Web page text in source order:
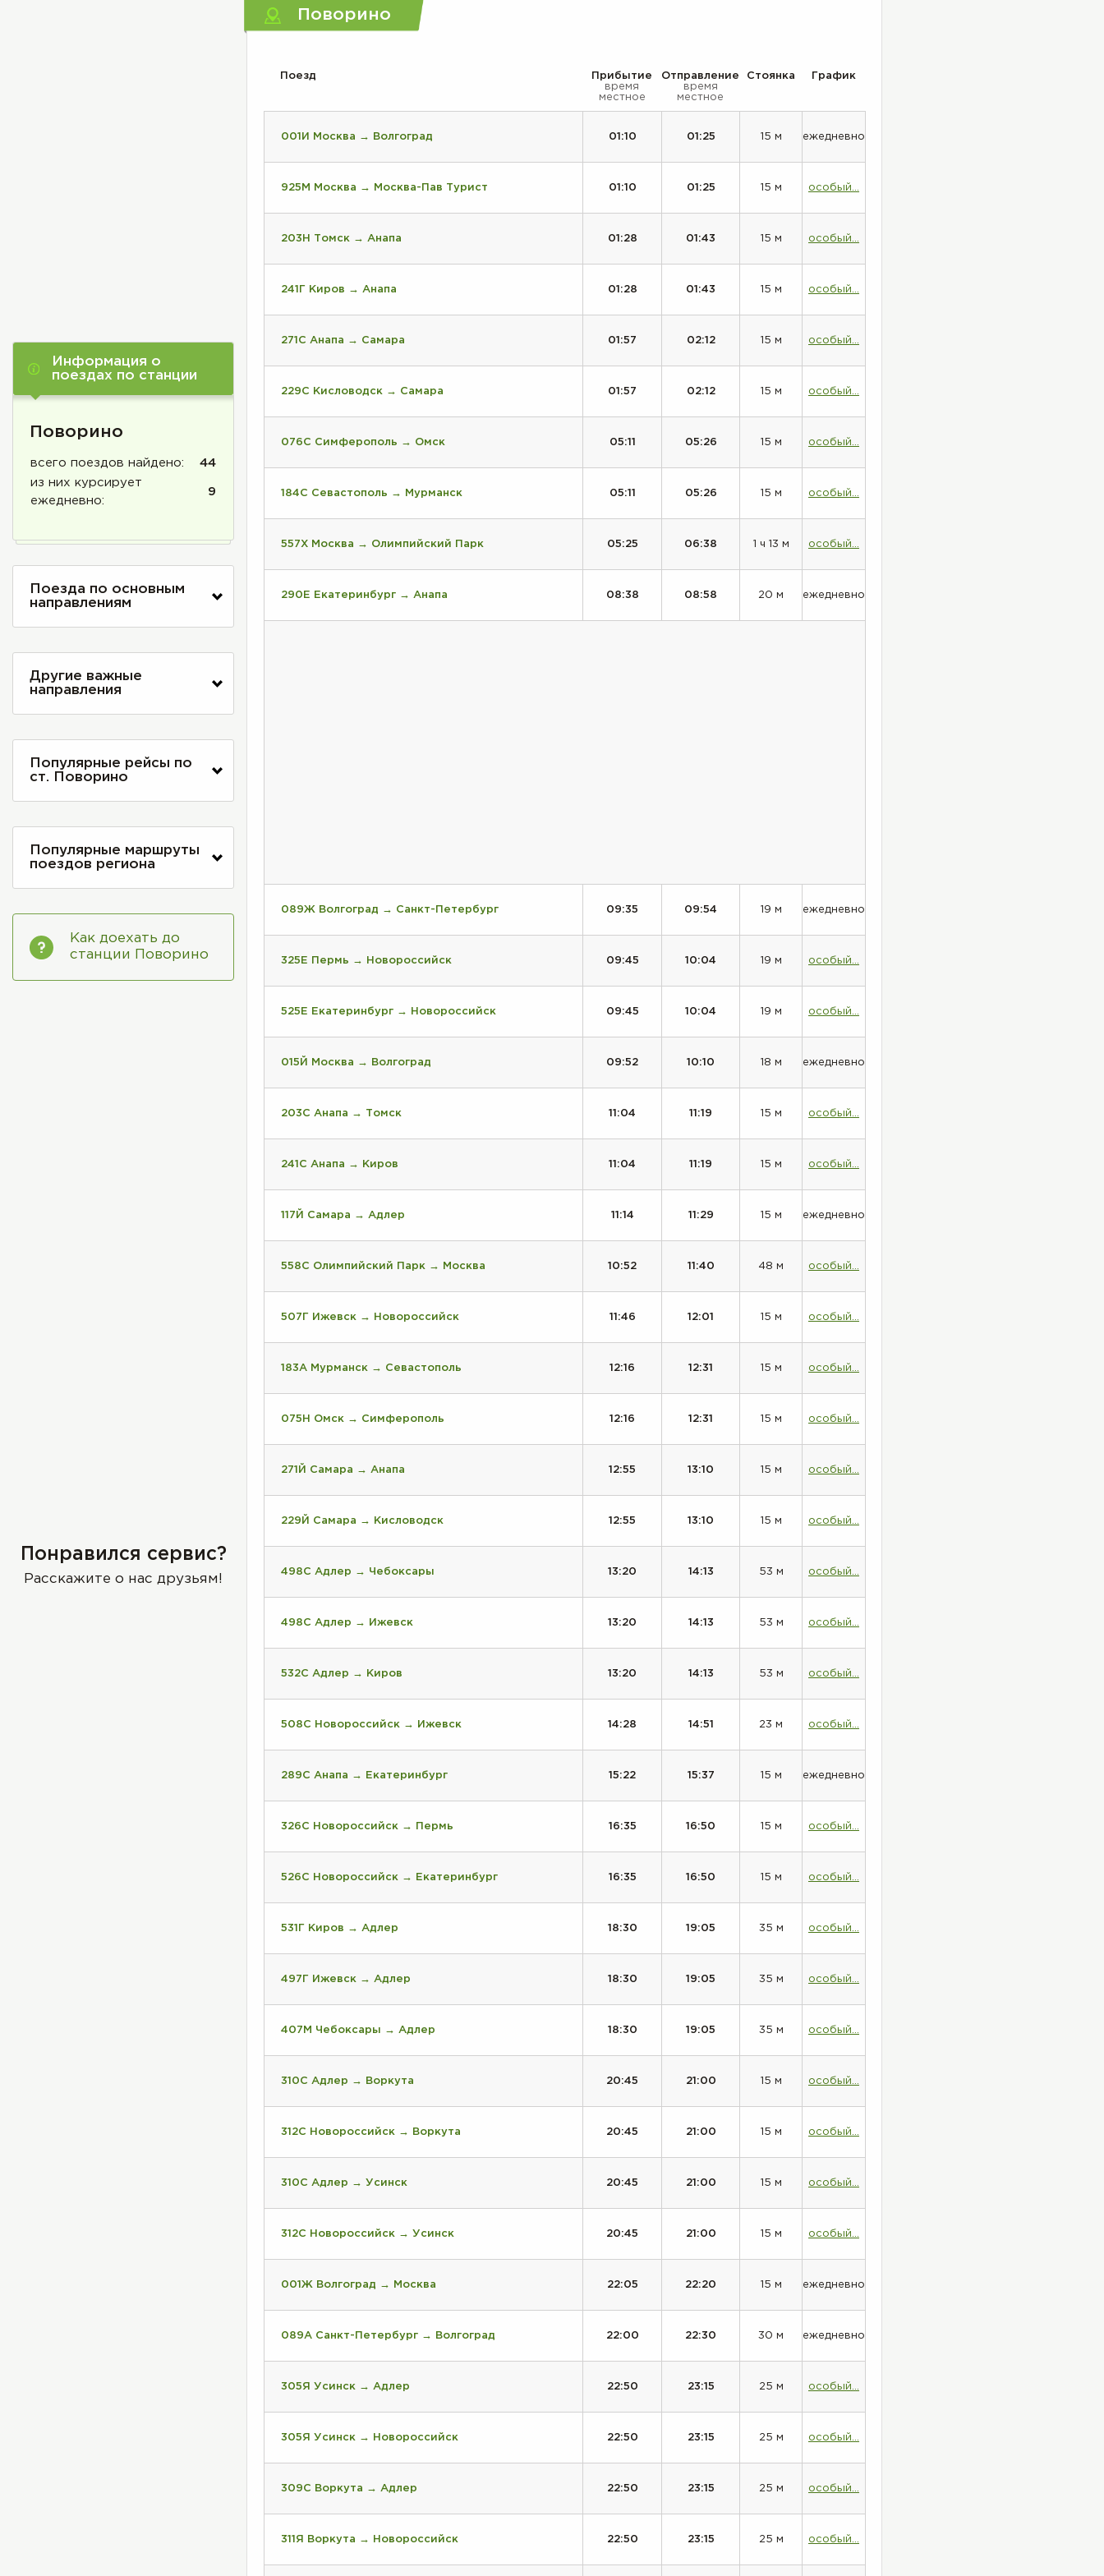
Информация о
поездах по станции
Поворино
всего поездов найдено:
44
из них курсирует
ежедневно:
9
Поезда по основным
направлениям
Другие важные
направления
Популярные рейсы по
ст. Поворино
Популярные маршруты
поездов региона
Как доехать до
станции Поворино
Понравился сервис?
Расскажите о нас друзьям!
Поворино
Поезд
Прибытие
время
местное
Отправление
время
местное
Стоянка График
001И Москва → Волгоград 01:10 01:25 15 м ежедневно
925М Москва → Москва-Пав Турист 01:10 01:25 15 м особый...
203Н Томск → Анапа 01:28 01:43 15 м особый...
241Г Киров → Анапа 01:28 01:43 15 м особый...
271С Анапа → Самара 01:57 02:12 15 м особый...
229С Кисловодск → Самара 01:57 02:12 15 м особый...
076С Симферополь → Омск 05:11 05:26 15 м особый...
184С Севастополь → Мурманск 05:11 05:26 15 м особый...
557Х Москва → Олимпийский Парк 05:25 06:38 1 ч 13 м особый...
290Е Екатеринбург → Анапа 08:38 08:58 20 м ежедневно
089Ж Волгоград → Санкт-Петербург 09:35 09:54 19 м ежедневно
325Е Пермь → Новороссийск 09:45 10:04 19 м особый...
525Е Екатеринбург → Новороссийск 09:45 10:04 19 м особый...
015Й Москва → Волгоград 09:52 10:10 18 м ежедневно
203С Анапа → Томск 11:04 11:19 15 м особый...
241С Анапа → Киров 11:04 11:19 15 м особый...
117Й Самара → Адлер 11:14 11:29 15 м ежедневно
558С Олимпийский Парк → Москва 10:52 11:40 48 м особый...
507Г Ижевск → Новороссийск 11:46 12:01 15 м особый...
183А Мурманск → Севастополь 12:16 12:31 15 м особый...
075Н Омск → Симферополь 12:16 12:31 15 м особый...
271Й Самара → Анапа 12:55 13:10 15 м особый...
229Й Самара → Кисловодск 12:55 13:10 15 м особый...
498С Адлер → Чебоксары 13:20 14:13 53 м особый...
498С Адлер → Ижевск 13:20 14:13 53 м особый...
532С Адлер → Киров 13:20 14:13 53 м особый...
508С Новороссийск → Ижевск 14:28 14:51 23 м особый...
289С Анапа → Екатеринбург 15:22 15:37 15 м ежедневно
326С Новороссийск → Пермь 16:35 16:50 15 м особый...
526С Новороссийск → Екатеринбург 16:35 16:50 15 м особый...
531Г Киров → Адлер 18:30 19:05 35 м особый...
497Г Ижевск → Адлер 18:30 19:05 35 м особый...
407М Чебоксары → Адлер 18:30 19:05 35 м особый...
310С Адлер → Воркута 20:45 21:00 15 м особый...
312С Новороссийск → Воркута 20:45 21:00 15 м особый...
310С Адлер → Усинск 20:45 21:00 15 м особый...
312С Новороссийск → Усинск 20:45 21:00 15 м особый...
001Ж Волгоград → Москва 22:05 22:20 15 м ежедневно
089А Санкт-Петербург → Волгоград 22:00 22:30 30 м ежедневно
305Я Усинск → Адлер 22:50 23:15 25 м особый...
305Я Усинск → Новороссийск 22:50 23:15 25 м особый...
309С Воркута → Адлер 22:50 23:15 25 м особый...
311Я Воркута → Новороссийск 22:50 23:15 25 м особый...